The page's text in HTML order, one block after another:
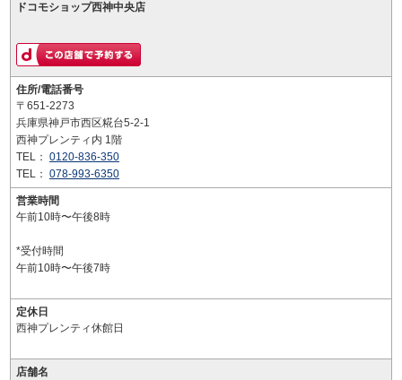
ドコモショップ西神中央店
住所/電話番号
〒651-2273
兵庫県神戸市西区糀台5-2-1
西神プレンティ内 1階
TEL： 0120-836-350
TEL： 078-993-6350
営業時間
午前10時〜午後8時
*受付時間
午前10時〜午後7時
定休日
西神プレンティ休館日
店舗名